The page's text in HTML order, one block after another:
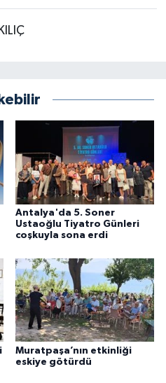
Antalya'da 5. Soner
Ustaoğlu Tiyatro Günleri
coşkuyla sona erdi
Muratpaşa’nın etkinliği
eskiye götürdü